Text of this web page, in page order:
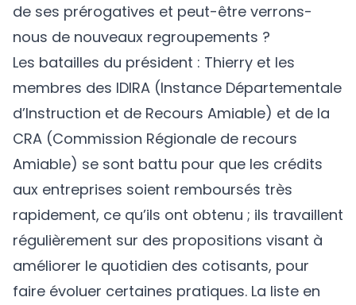
de ses prérogatives et peut-être verrons-
nous de nouveaux regroupements ?
Les batailles du président : Thierry et les
membres des IDIRA (Instance Départementale
d’Instruction et de Recours Amiable) et de la
CRA (Commission Régionale de recours
Amiable) se sont battu pour que les crédits
aux entreprises soient remboursés très
rapidement, ce qu’ils ont obtenu ; ils travaillent
régulièrement sur des propositions visant à
améliorer le quotidien des cotisants, pour
faire évoluer certaines pratiques. La liste en